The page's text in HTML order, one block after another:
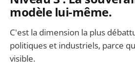
modèle lui-même.
C'est la dimension la plus
politiques et industriels, parce
visible.